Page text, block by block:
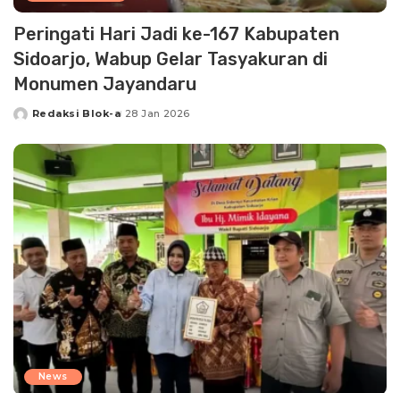
Peringati Hari Jadi ke-167 Kabupaten
Sidoarjo, Wabup Gelar Tasyakuran di
Monumen Jayandaru
Posted
Redaksi Blok-a 28 Jan 2026
News